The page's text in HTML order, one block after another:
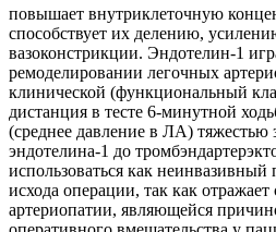
повышает внутриклеточную
способствует их делению,
вазоконстрикции. Эндотелин-1
ремоделировании легочных
клинической (функциональный
дистанция в тесте 6-минутной
(среднее давление в ЛА) тяжестью
эндотелина-1 до
использоваться как неинвазивный
исхода операции, так как
артериопатии, являющейся